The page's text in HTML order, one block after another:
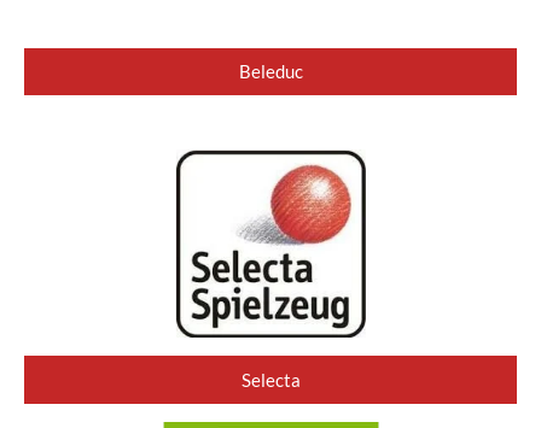
Beleduc
Selecta